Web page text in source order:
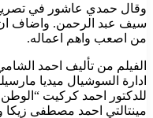
وقال حمدي عاشور في
سيف عبد الرحمن. واضاف ان
من اصعب واهم اعماله.
الفيلم من تأليف احمد
ادارة السوشيال ميديا
للدكتور احمد كركيت
مينتالتي احمد مصطفى